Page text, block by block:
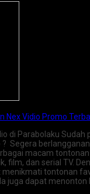
Nex Vidio Promo
di Parabolaku Sudah
? Segera
macam
film, dan serial TV.
menikmati tontonan
juga dapat